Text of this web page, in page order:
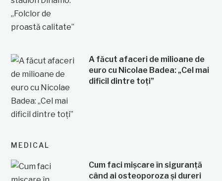
A făcut afaceri de milioane de
euro cu Nicolae Badea: „Cel mai
dificil dintre toți”
MEDICAL
Cum faci mișcare în siguranță
când ai osteoporoza și dureri